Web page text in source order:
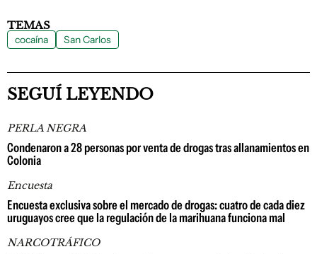
TEMAS
cocaína San Carlos
SEGUÍ LEYENDO
PERLA NEGRA
Condenaron a 28 personas por venta de drogas tras allanamientos en
Colonia
Encuesta
Encuesta exclusiva sobre el mercado de drogas: cuatro de cada diez
uruguayos cree que la regulación de la marihuana funciona mal
NARCOTRÁFICO